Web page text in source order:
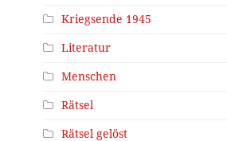
Kriegsende 1945
Literatur
Menschen
Rätsel
Rätsel gelöst